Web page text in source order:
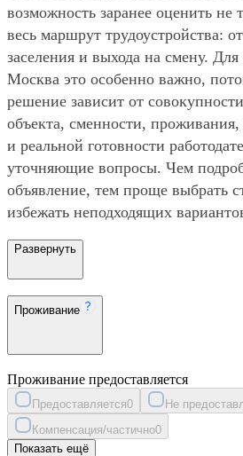
возможность заранее оценить не
весь маршрут трудоустройства:
заселения и выхода на смену.
Москва это особенно важно,
решение зависит от
объекта, сменности,
и реальной готовности
уточняющие вопросы. Чем
объявление, тем проще выбрать
избежать неподходящих
Развернуть
Проживание
Проживание предоставляется
Предоставляется0 Не
Компенсация/частично0
Показать ещё